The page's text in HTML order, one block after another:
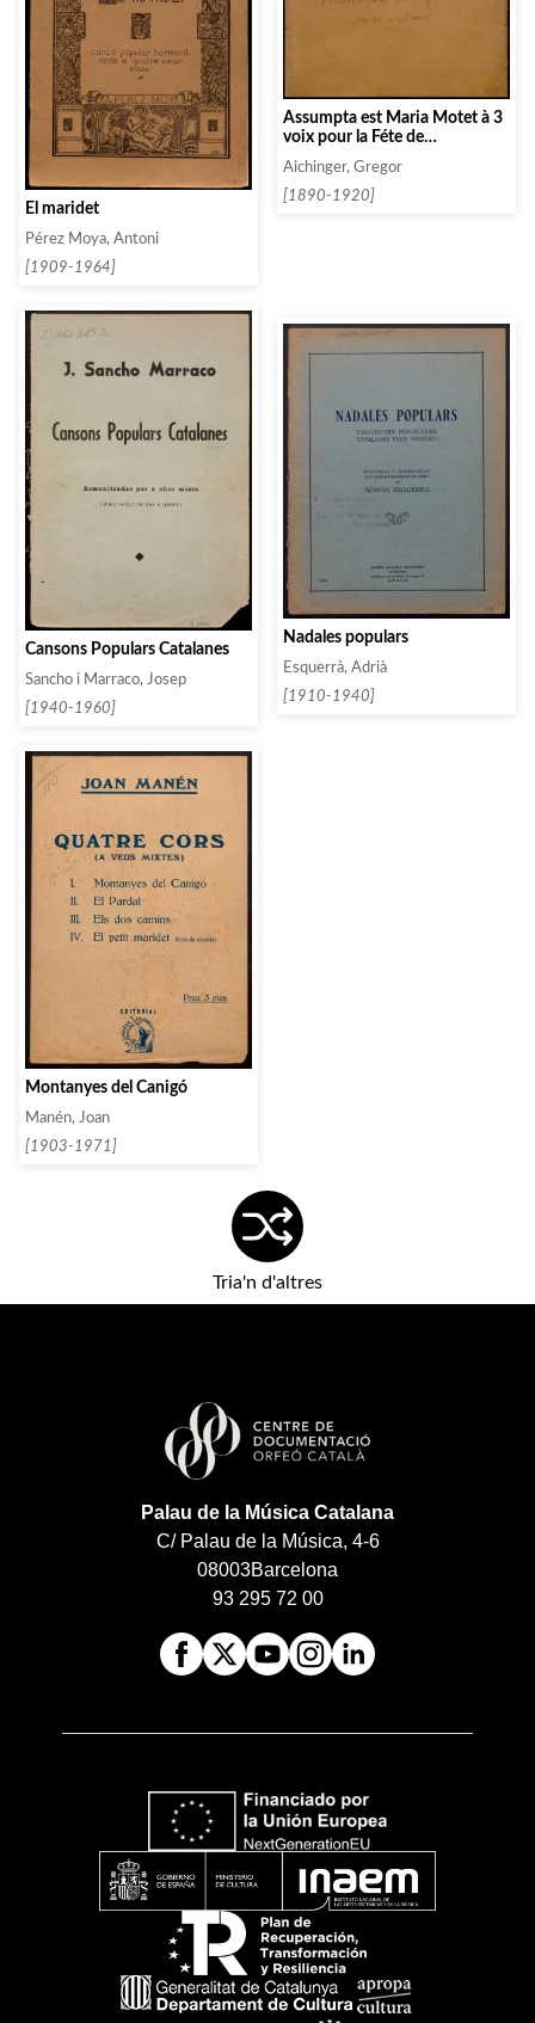
El maridet
Pérez Moya, Antoni
[1909-1964]
Assumpta est Maria Motet à 3
voix pour la Féte de
Aichinger, Gregor
[1890-1920]
Cansons Populars Catalanes
Sancho i Marraco, Josep
[1940-1960]
Nadales populars
Esquerrà, Adrià
[1910-1940]
Montanyes del Canigó
Manén, Joan
[1903-1971]
Tria'n d'altres
Palau de la Música Catalana
C/ Palau de la Música, 4-6
08003Barcelona
93 295 72 00